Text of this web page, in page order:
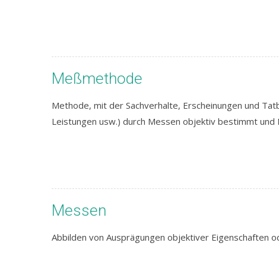
Meßmethode
Methode, mit der Sachverhalte, Erscheinungen und
Leistungen usw.) durch Messen objektiv bestimmt
Messen
Abbilden von Ausprägungen objektiver Eigenschaften